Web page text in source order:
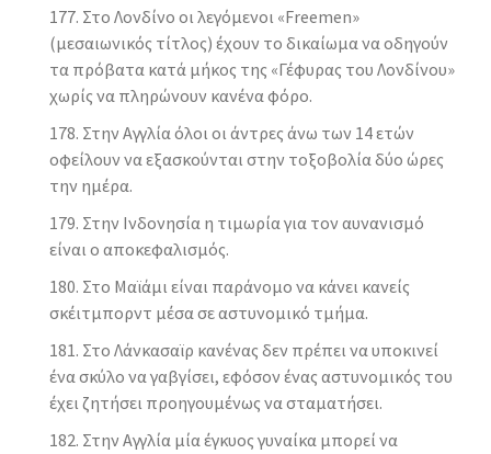
Στο Λονδίνο οι λεγόμενοι «Freemen»
(μεσαιωνικός τίτλος) έχουν το δικαίωμα να οδηγούν
τα πρόβατα κατά μήκος της «Γέφυρας του Λονδίνου»
χωρίς να πληρώνουν κανένα φόρο.
Στην Αγγλία όλοι οι άντρες άνω των 14 ετών
οφείλουν να εξασκούνται στην τοξοβολία δύο ώρες
την ημέρα.
Στην Ινδονησία η τιμωρία για τον αυνανισμό
είναι ο αποκεφαλισμός.
Στο Μαϊάμι είναι παράνομο να κάνει κανείς
σκέιτμπορντ μέσα σε αστυνομικό τμήμα.
Στο Λάνκασαϊρ κανένας δεν πρέπει να υποκινεί
ένα σκύλο να γαβγίσει, εφόσον ένας αστυνομικός του
έχει ζητήσει προηγουμένως να σταματήσει.
Στην Αγγλία μία έγκυος γυναίκα μπορεί να